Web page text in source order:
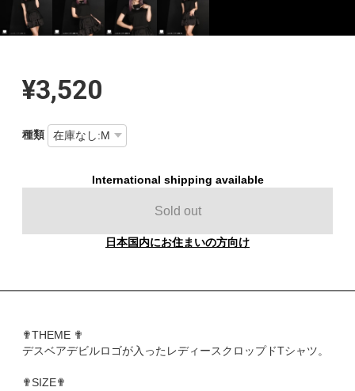
¥3,520
種類
International shipping available
Sold out
日本国内にお住まいの方向け
✟THEME ✟
デスベアデビルロゴが入ったレディースクロップドTシャツ。
✟SIZE✟